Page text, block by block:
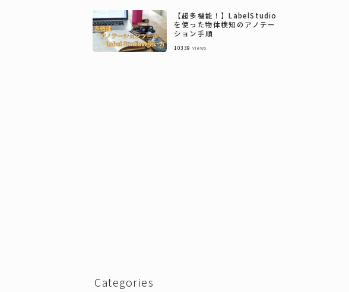
【超多機能！】LabelStudio
を使った物体検知のアノテー
ション手順
10339 views
Categories